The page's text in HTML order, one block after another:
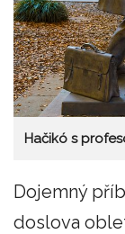
Hačikó s
Dojemný
doslova